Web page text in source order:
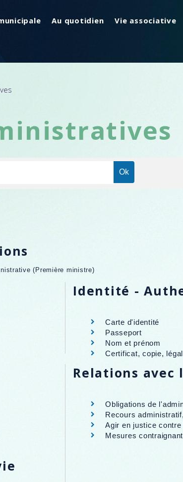
Au quotidien Vie associative
(Première ministre)
Identité -
Carte d'identité
Passeport
Nom et prénom
Certificat, copie,
Relations
Obligations de
Recours
Agir en justice
Mesures